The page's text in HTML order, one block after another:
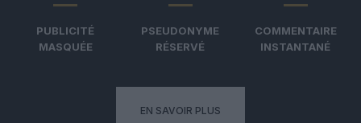
PUBLICITÉ
MASQUÉE
PSEUDONYME
RÉSERVÉ
COMMENTAIRE
INSTANTANÉ
EN SAVOIR PLUS